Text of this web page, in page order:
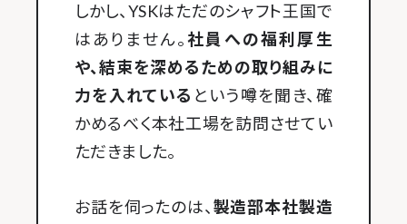
しかし、YSKはただのシャフト王国で
はありません。 社員への福利厚生
や、結束を深めるための取り組みに
力を入れている という噂を聞き、確
かめるべく本社工場を訪問させてい
ただきました。
お話を伺ったのは、 製造部本社製造